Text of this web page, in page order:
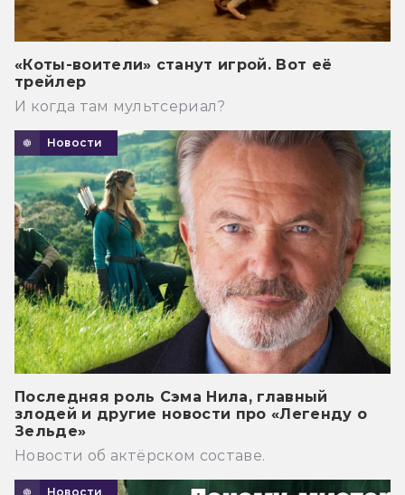
«Коты-воители» станут игрой. Вот её
трейлер
И когда там мультсериал?
Новости
Последняя роль Сэма Нила, главный
злодей и другие новости про «Легенду о
Зельде»
Новости об актёрском составе.
Новости